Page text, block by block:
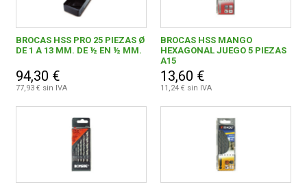
BROCAS HSS PRO 25 PIEZAS Ø
DE 1 A 13 MM. DE ½ EN ½ MM.
94,30 €
77,93 € sin IVA
BROCAS HSS MANGO
HEXAGONAL JUEGO 5 PIEZAS
A15
13,60 €
11,24 € sin IVA